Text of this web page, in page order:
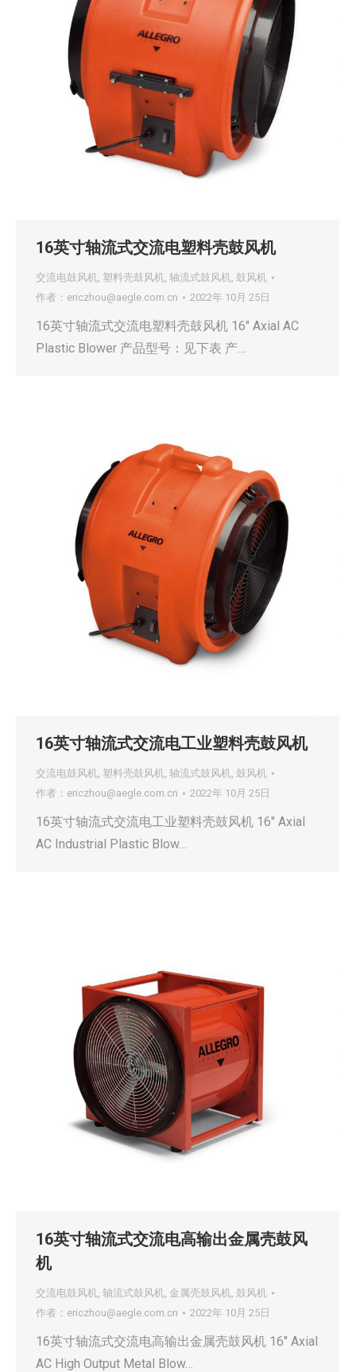
16英寸轴流式交流电塑料壳鼓风机
交流电鼓风机, 塑料壳鼓风机, 轴流式鼓风机, 鼓风机
作者： ericzhou@aegle.com.cn 2022年 10月 25日
16英寸轴流式交流电塑料壳鼓风机 16″ Axial AC
Plastic Blower 产品型号：见下表 产…
16英寸轴流式交流电工业塑料壳鼓风机
交流电鼓风机, 塑料壳鼓风机, 轴流式鼓风机, 鼓风机
作者： ericzhou@aegle.com.cn 2022年 10月 25日
16英寸轴流式交流电工业塑料壳鼓风机 16″ Axial
AC Industrial Plastic Blow…
16英寸轴流式交流电高输出金属壳鼓风
机
交流电鼓风机, 轴流式鼓风机, 金属壳鼓风机, 鼓风机
作者： ericzhou@aegle.com.cn 2022年 10月 25日
16英寸轴流式交流电高输出金属壳鼓风机 16″ Axial
AC High Output Metal Blow…